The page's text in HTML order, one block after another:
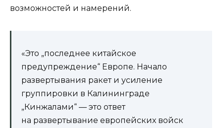
возможностей и намерений.
«Это „последнее китайское
предупреждение“ Европе. Начало
развертывания ракет и усиление
группировки в Калининграде
„Кинжалами“ — это ответ
на развертывание европейских войск